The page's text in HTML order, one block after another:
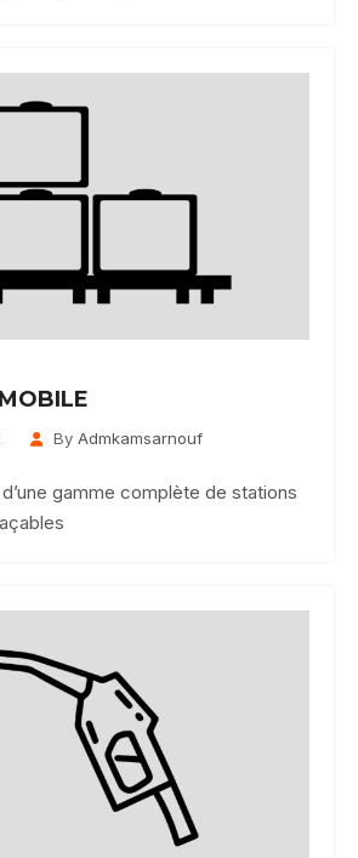
By Admkamsarnouf
gamme complète de stations